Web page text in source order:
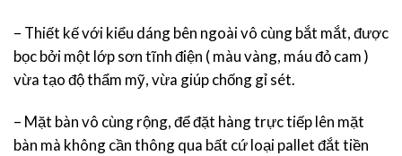
– Thiết kế với kiểu dáng bên ngoài vô cùng bắt mắt, được
bọc bởi một lớp sơn tĩnh điện ( màu vàng, máu đỏ cam )
vừa tạo độ thẩm mỹ, vừa giúp chống gỉ sét.
– Mặt bàn vô cùng rộng, để đặt hàng trực tiếp lên mặt
bàn mà không cần thông qua bất cứ loại pallet đắt tiền